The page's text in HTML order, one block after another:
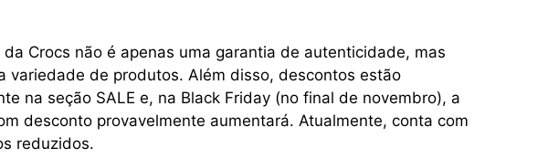
Crocs não é apenas uma garantia de autenticidade, mas
variedade de produtos. Além disso, descontos estão
na seção SALE e, na Black Friday (no final de novembro), a
desconto provavelmente aumentará. Atualmente, conta com
reduzidos.